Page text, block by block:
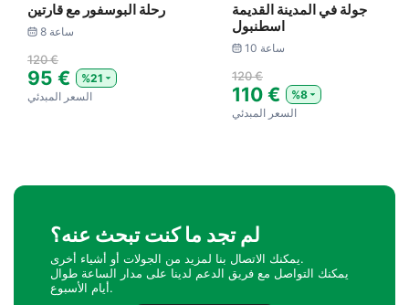
رحلة البوسفور مع قارتين
8 ساعة
120 €
95 €
%21
السعر المبدئي
جولة في المدينة القديمة
اسطنبول
10 ساعة
120 €
110 €
%8
السعر المبدئي
لم تجد ما كنت تبحث عنه؟
يمكنك الاتصال بنا لمزيد من الجولات أو أشياء أخرى.
يمكنك التواصل مع فريق الدعم لدينا على مدار الساعة طوال
أيام الأسبوع.